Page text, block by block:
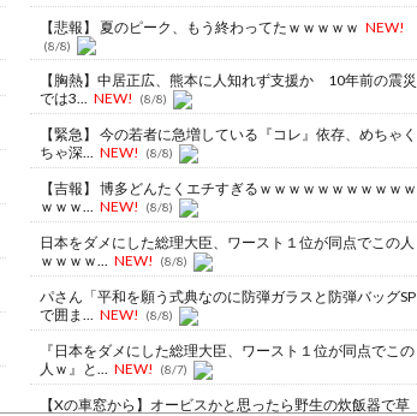
【悲報】 夏のピーク、もう終わってたｗｗｗｗｗ NEW!
(8/8)
【胸熱】中居正広、熊本に人知れず支援か 10年前の震災
では3... NEW! (8/8)
【緊急】 今の若者に急増している『コレ』依存、めちゃく
ちゃ深... NEW! (8/8)
【吉報】 博多どんたくエチすぎるｗｗｗｗｗｗｗｗｗｗｗ
ｗｗｗ... NEW! (8/8)
日本をダメにした総理大臣、ワースト１位が同点でこの人
ｗｗｗｗ... NEW! (8/8)
パさん「平和を願う式典なのに防弾ガラスと防弾バッグSP
で囲ま... NEW! (8/8)
『日本をダメにした総理大臣、ワースト１位が同点でこの
人ｗ』と... NEW! (8/7)
【Xの車窓から】オービスかと思ったら野生の炊飯器で草